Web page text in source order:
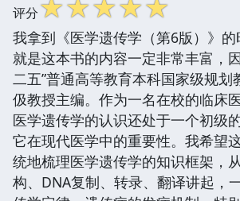
评分☆☆☆☆☆
我拿到《医学遗传学（第6版）》
就是这本书的内容一定非常丰富，
二五”普通高等教育本科国家级规划
伋教授主编。作为一名在校的临床
医学遗传学的认识还处于一个初级
它在现代医学中的重要性。我希望
统地梳理医学遗传学的知识框架，
构、DNA复制、转录、翻译讲起，